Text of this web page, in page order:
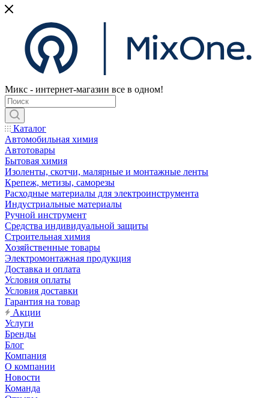
Микс - интернет-магазин все в одном!
Каталог
Автомобильная химия
Автотовары
Бытовая химия
Изоленты, скотчи, малярные и монтажные ленты
Крепеж, метизы, саморезы
Расходные материалы для электроинструмента
Индустриальные материалы
Ручной инструмент
Средства индивидуальной защиты
Строительная химия
Хозяйственные товары
Электромонтажная продукция
Доставка и оплата
Условия оплаты
Условия доставки
Гарантия на товар
Акции
Услуги
Бренды
Блог
Компания
О компании
Новости
Команда